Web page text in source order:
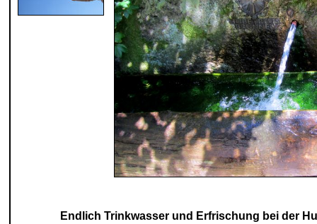
Endlich Trinkwasser und Erfrischung bei der